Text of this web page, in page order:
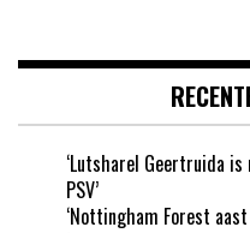
‘Lutsharel Geertruida
PSV’
‘Nottingham Forest